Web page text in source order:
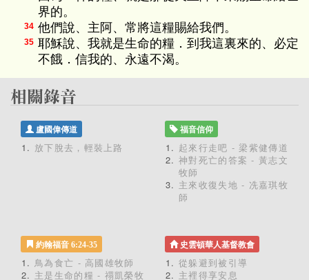
界的。
34 他們說、主阿、常將這糧賜給我們。
35 耶穌說、我就是生命的糧．到我這裏來的、必定
不餓．信我的、永遠不渴。
盧國偉傳道
放下脫去，輕裝上路
福音信仰
起來行走吧 - 梁紫健傳道
神對死亡的答案 - 黃志文
牧師
主來收復失地 - 冼嘉琪牧
師
約翰福音 6:24-35
鳥為食亡 - 高國雄牧師
主是生命的糧 - 禤凱榮牧
史雲頓華人基督教會
從躲避到被引導
主裡得享安息